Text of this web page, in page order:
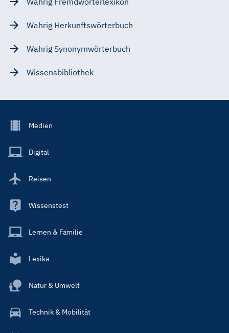
Wahrig Herkunftswörterbuch
Wahrig Synonymwörterbuch
Wissensbibliothek
Footer
Main
Medien
Digital
Reisen
Wissenstest
Lernen & Familie
Lexika
Natur & Umwelt
Technik & Mobilität